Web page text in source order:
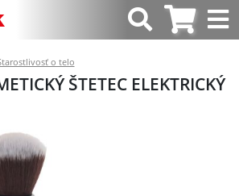
o telo
ŠTETEC ELEKTRICKÝ